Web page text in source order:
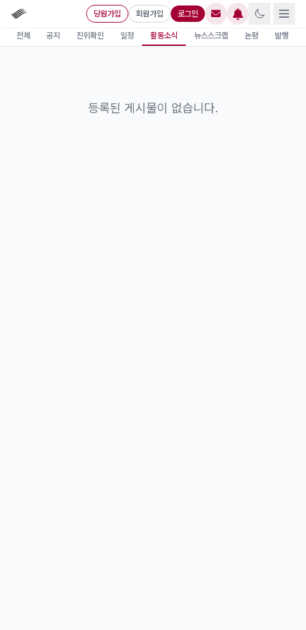
당원가입 회원가입 로그인
전체 공지 진위확인 일정 활동소식 뉴스스크랩 논평 발행
등록된 게시물이 없습니다.